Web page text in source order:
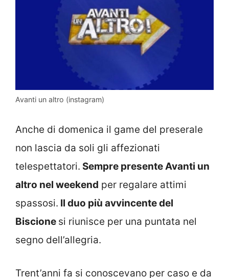
Avanti un altro (instagram)
Anche di domenica il game del preserale
non lascia da soli gli affezionati
telespettatori. Sempre presente Avanti un
altro nel weekend per regalare attimi
spassosi. Il duo più avvincente del
Biscione si riunisce per una puntata nel
segno dell’allegria.
Trent’anni fa si conoscevano per caso e da